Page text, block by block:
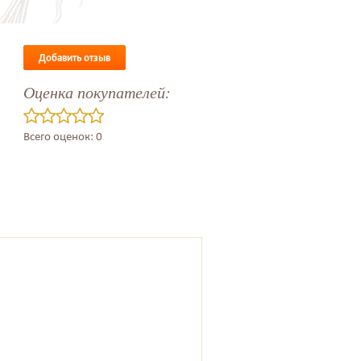
Добавить отзыв
Оценка покупателей:
Всего оценок: 0